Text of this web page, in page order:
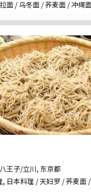
面 / 乌冬面 / 荞麦面 / 冲绳
王子/立川, 东京都
, 日本料理 / 天妇罗 / 荞麦面